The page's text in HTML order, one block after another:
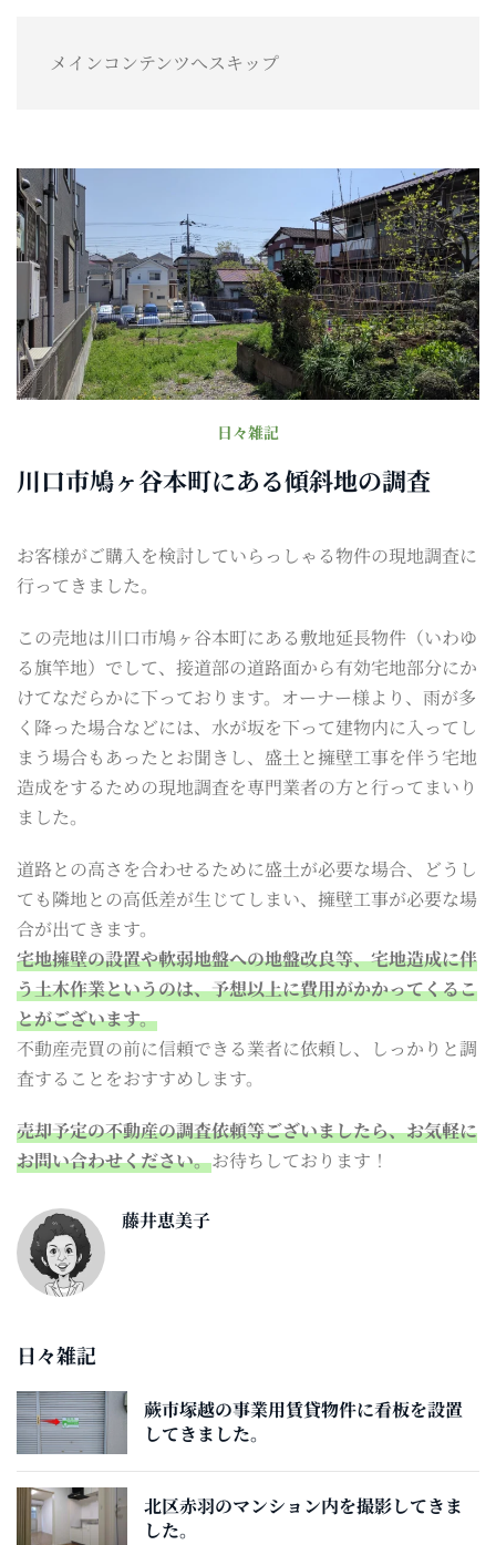
メインコンテンツへスキップ
日々雑記
川口市鳩ヶ谷本町にある傾斜地の調査
お客様がご購入を検討していらっしゃる物件の現地調査に
行ってきました。
この売地は川口市鳩ヶ谷本町にある敷地延長物件（いわゆ
る旗竿地）でして、接道部の道路面から有効宅地部分にか
けてなだらかに下っております。オーナー様より、雨が多
く降った場合などには、水が坂を下って建物内に入ってし
まう場合もあったとお聞きし、盛土と擁壁工事を伴う宅地
造成をするための現地調査を専門業者の方と行ってまいり
ました。
道路との高さを合わせるために盛土が必要な場合、どうし
ても隣地との高低差が生じてしまい、擁壁工事が必要な場
合が出てきます。
宅地擁壁の設置や軟弱地盤への地盤改良等、宅地造成に伴
う土木作業というのは、予想以上に費用がかかってくるこ
とがございます。
不動産売買の前に信頼できる業者に依頼し、しっかりと調
査することをおすすめします。
売却予定の不動産の調査依頼等ございましたら、お気軽に
お問い合わせください。お待ちしております！
藤井恵美子
日々雑記
蕨市塚越の事業用賃貸物件に看板を設置
してきました。
北区赤羽のマンション内を撮影してきま
した。